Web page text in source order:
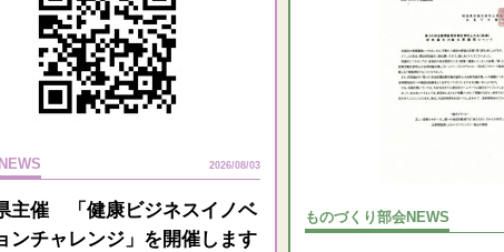
2026/08/03
主催 「健康ビジネスイノベ
ンチャレンジ」を開催します
ものづくり部会NEWS